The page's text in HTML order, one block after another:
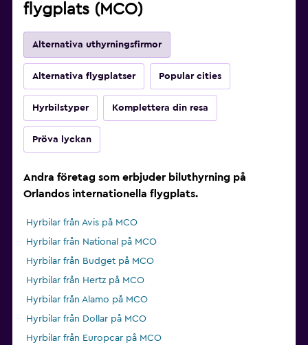
flygplats (MCO)
Alternativa uthyrningsfirmor
Alternativa flygplatser Popular cities
Hyrbilstyper Komplettera din resa
Pröva lyckan
Andra företag som erbjuder biluthyrning på
Orlandos internationella flygplats.
Hyrbilar från Avis på MCO
Hyrbilar från National på MCO
Hyrbilar från Budget på MCO
Hyrbilar från Hertz på MCO
Hyrbilar från Alamo på MCO
Hyrbilar från Dollar på MCO
Hyrbilar från Europcar på MCO